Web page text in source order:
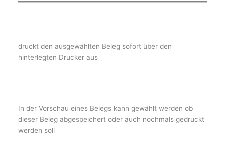
druckt den ausgewählten Beleg sofort über den
hinterlegten Drucker aus
In der Vorschau eines Belegs kann gewählt werden ob
dieser Beleg abgespeichert oder auch nochmals gedruckt
werden soll